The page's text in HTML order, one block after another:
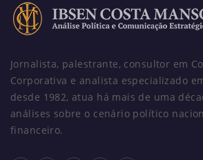
Jornalista, palestrante, consultor em
Corporativa e analista especializado
desde 1982, atua há mais de uma
análises sobre o cenário político
financeiro.